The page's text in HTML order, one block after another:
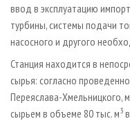
ввод в эксплуатацию
турбины, системы подачи
насосного и другого
Станция находится в
сырья: согласно
Переяслава-Хмельницкого,
сырьем в объеме 80 тыс. м3